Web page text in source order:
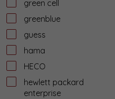
green cell
greenblue
guess
hama
HECO
hewlett packard
enterprise